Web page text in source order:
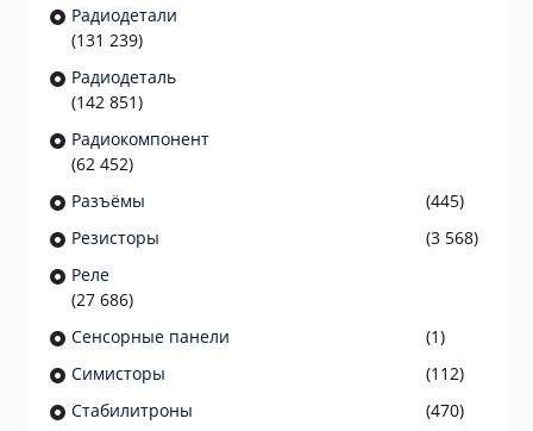
Радиодетали
(131 239)
Радиодеталь
(142 851)
Радиокомпонент
(62 452)
Разъёмы
(445)
Резисторы
(3 568)
Реле
(27 686)
Сенсорные панели
(1)
Симисторы
(112)
Стабилитроны
(470)